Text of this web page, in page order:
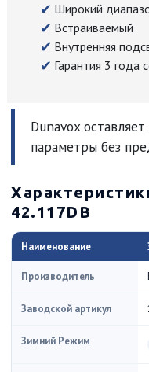
Широкий
Встраиваемый
Внутренняя
Гарантия 3 года
Dunavox
параметры без
42.117DB
Наименование
Производитель
Заводской артикул
Зимний Режим